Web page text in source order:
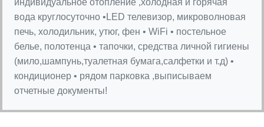
индивидуальное отопление ,холодная и горячая
вода круглосуточно •LED телевизор, микроволновая
печь, холодильник, утюг, фен • WiFi • постельное
белье, полотенца • тапочки, средства личной гигиены
(мило,шампунь,туалетная бумага,салфетки и т.д) •
кондиционер • рядом парковка ,выписываем
отчетные документы!